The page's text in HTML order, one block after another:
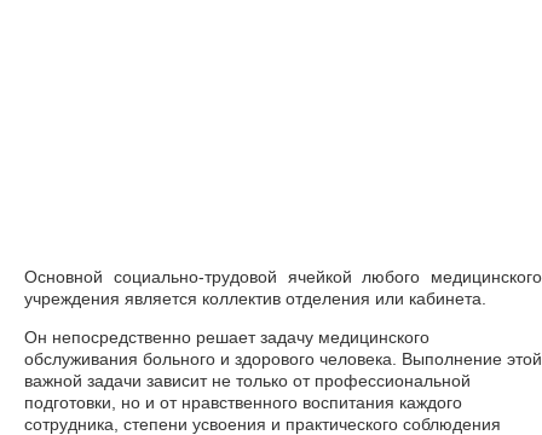
Основной социально-трудовой ячейкой любого медицинского
учреждения является коллектив отделения или кабинета.
Он непосредственно решает задачу медицинского
обслуживания больного и здорового человека. Выполнение этой
важной задачи зависит не только от профессиональной
подготовки, но и от нравственного воспитания каждого
сотрудника, степени усвоения и практического соблюдения